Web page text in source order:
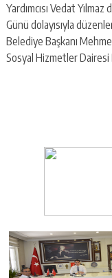
Yardımcısı Vedat
Günü dolayısıyla
Belediye Başkanı
Sosyal Hizmetler Dairesi